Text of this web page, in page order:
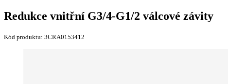
Redukce vnitřní G3/4-G1/2 válcové závity
Kód produktu: 3CRA0153412